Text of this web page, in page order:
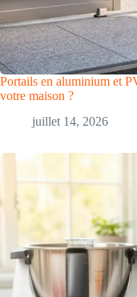
Portails en aluminium et
votre maison ?
juillet 14, 2026